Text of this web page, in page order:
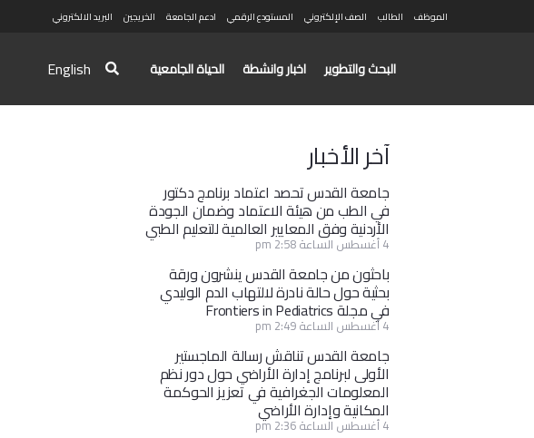
الموظف الطالب الصف الإلكتروني المستودع الرقمي ادعم الجامعة الخريجين البريد الالكتروني
البحث والتطوير اخبار وانشطة الحياة الجامعية English
آخر الأخبار
جامعة القدس تحصد اعتماد برنامج دكتور
في الطب من هيئة الاعتماد وضمان الجودة
الأردنية وفق المعايير العالمية للتعليم الطبي
4 أغسطس الساعة 2:58 pm
باحثون من جامعة القدس ينشرون ورقة
بحثية حول حالة نادرة لالتهاب الدم الوليدي
في مجلة Frontiers in Pediatrics
4 أغسطس الساعة 2:49 pm
جامعة القدس تناقش رسالة الماجستير
الأولى لبرنامج إدارة الأراضي حول دور نظم
المعلومات الجغرافية في تعزيز الحوكمة
المكانية وإدارة الأراضي
4 أغسطس الساعة 2:36 pm